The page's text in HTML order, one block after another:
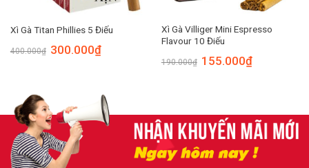
Xì Gà Titan Phillies 5 Điếu
400.000₫ 300.000₫
Xì Gà Villiger Mini Espresso
Flavour 10 Điếu
190.000₫ 155.000₫